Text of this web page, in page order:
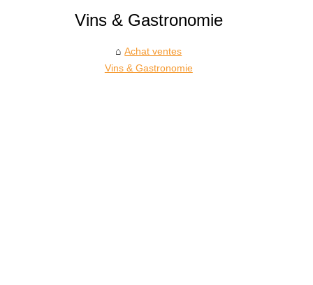
Vins & Gastronomie
Achat ventes
Vins & Gastronomie